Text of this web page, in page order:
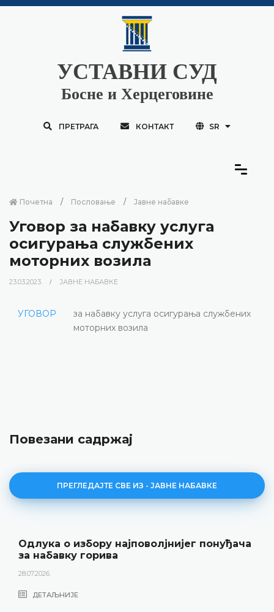
УСТАВНИ СУД
Босне и Херцеговине
ПРЕТРАГА КОНТАКТ SR
Почетна Пословање Јавне набавке
Уговор за набавку услуга
осигурања службених
моторних возила
23.03.2023. ЈАВНЕ НАБАВКЕ
УГОВОР
за набавку услуга осигурања службених
моторних возила
Повезани садржај
ПРЕГЛЕДАЈТЕ СВЕ ИЗ - ЈАВНЕ НАБАВКЕ
Одлука о избору најповолјнијег понуђача
за набавку горива
28.07.2026.
ДЕТАЉНИЈЕ